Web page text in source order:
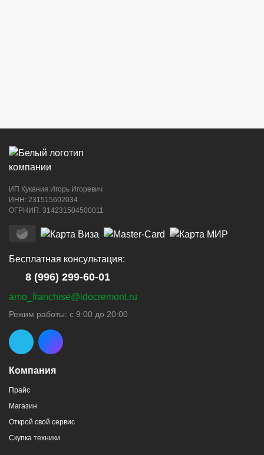
ИП Кукания Игорь Игоревич
ИНН: 231515602034
ОГРНИП: 314231504500011
Компания
Прайс
Магазин
Открой свой сервис
Скупка техники
Бесплатная консультация:
8 (996) 299-60-01
amo_franchise@idocremont.ru
Режим работы: с 9:00 до 20:00